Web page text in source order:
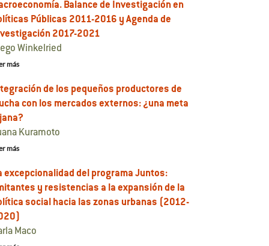
Balance de Investigación en
Públicas 2011-2016 y Agenda de
2017-2021
Winkelried
más
de los pequeños productores de
con los mercados externos: ¿una meta
Kuramoto
más
excepcionalidad del programa Juntos:
y resistencias a la expansión de la
social hacia las zonas urbanas (2012-
Maco